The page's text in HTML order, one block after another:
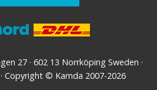
27 · 602 13 Norrköping Sweden ·
Copyright © Kamda 2007-2026